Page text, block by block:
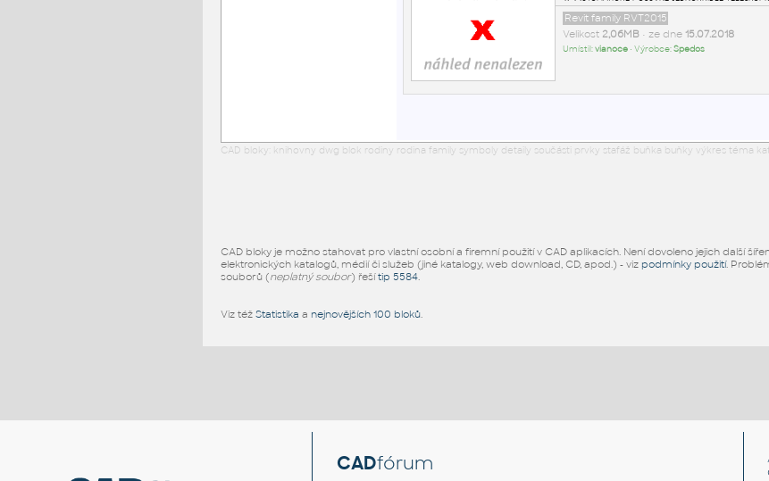
Revit family RVT2015
Velikost 2,06MB• ze dne 15.07.2018
Umístil:vianoce• Výrobce:Spedos
CAD bloky: knihovny dwg blok rodiny rodina family symboly detaily součásti prvky stafáž buňka buňky výkres téma
CAD bloky je možno stahovat pro vlastní osobní a firemní použití v CAD aplikacích. Není dovoleno jejich další
elektronických katalogů, médií či služeb (jiné katalogy, web download, CD, apod.) - viz podmínky použití.
souborů (neplatný soubor) řešítip 5584.
Viz též Statistika a nejnovějších 100 bloků.
CADfórum